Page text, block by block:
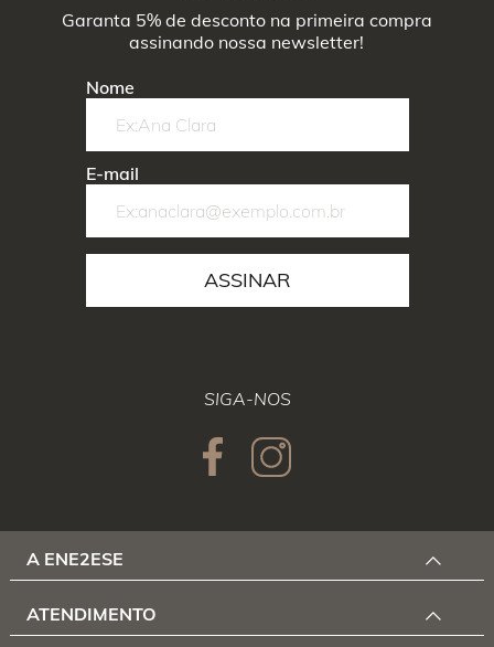
Garanta 5% de desconto na primeira compra
assinando nossa newsletter!
Nome
E-mail
ASSINAR
SIGA-NOS
A ENE2ESE
ATENDIMENTO